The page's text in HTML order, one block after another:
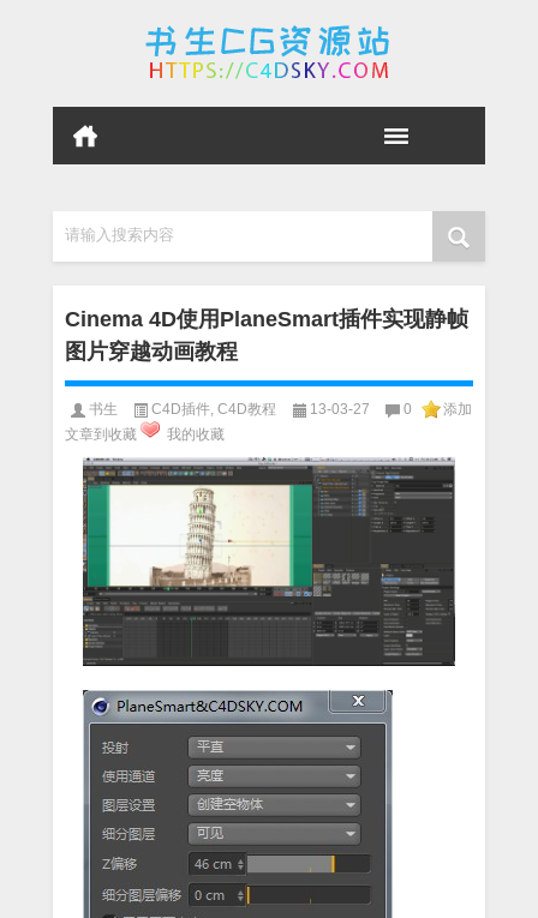
请输入搜索内容
Cinema 4D使用PlaneSmart插件实现静帧
图片穿越动画教程
书生 C4D插件 C4D教程 13-03-27 0
添加
文章到收藏
我的收藏